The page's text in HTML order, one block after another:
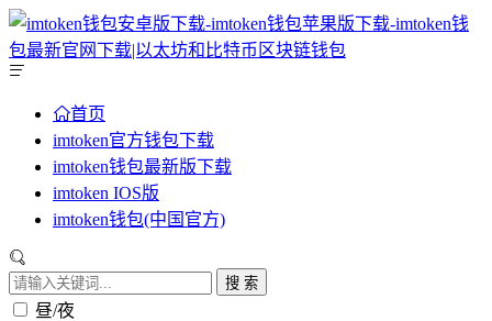
首页
imtoken官方钱包下载
imtoken钱包最新版下载
imtoken IOS版
imtoken钱包(中国官方)
搜 索
昼/夜